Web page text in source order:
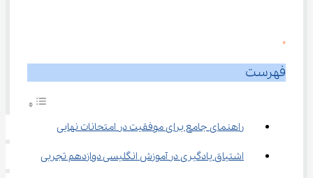
0
فهرست
راهنمای جامع برای موفقیت در امتحانات نهایی
اشتیاق یادگیری در آموزش انگلیسی دوازدهم تجربی